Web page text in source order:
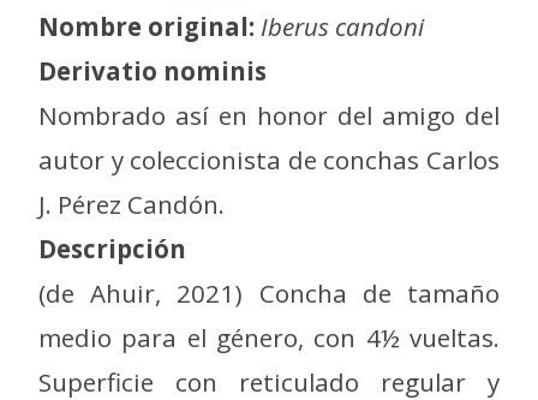
Nombre original: Iberus candoni
Derivatio nominis
Nombrado así en honor del amigo del
autor y coleccionista de conchas Carlos
J. Pérez Candón.
Descripción
(de Ahuir, 2021) Concha de tamaño
medio para el género, con 4½ vueltas.
Superficie con reticulado regular y